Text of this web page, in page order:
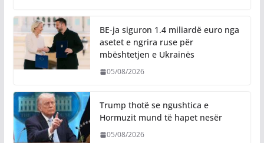
BE-ja siguron 1.4 miliardë euro nga
asetet e ngrira ruse për
mbështetjen e Ukrainës
05/08/2026
Trump thotë se ngushtica e
Hormuzit mund të hapet nesër
05/08/2026